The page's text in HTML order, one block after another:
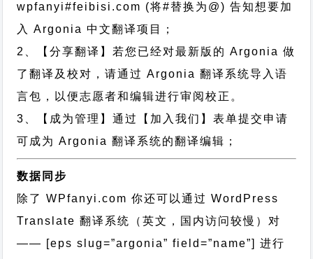
wpfanyi#feibisi.com (将#替换为@) 告知想要加
入 Argonia 中文翻译项目；
2、【分享翻译】若您已经对最新版的 Argonia 做
了翻译及校对，请通过 Argonia 翻译系统导入语
言包，以便志愿者和编辑进行审阅校正。
3、【成为管理】通过【加入我们】表单提交申请
可成为 Argonia 翻译系统的翻译编辑；
数据同步
除了 WPfanyi.com 你还可以通过WordPress
Translate 翻译系统（英文，国内访问较慢）对
—— [eps slug=”argonia” field=”name”]进行